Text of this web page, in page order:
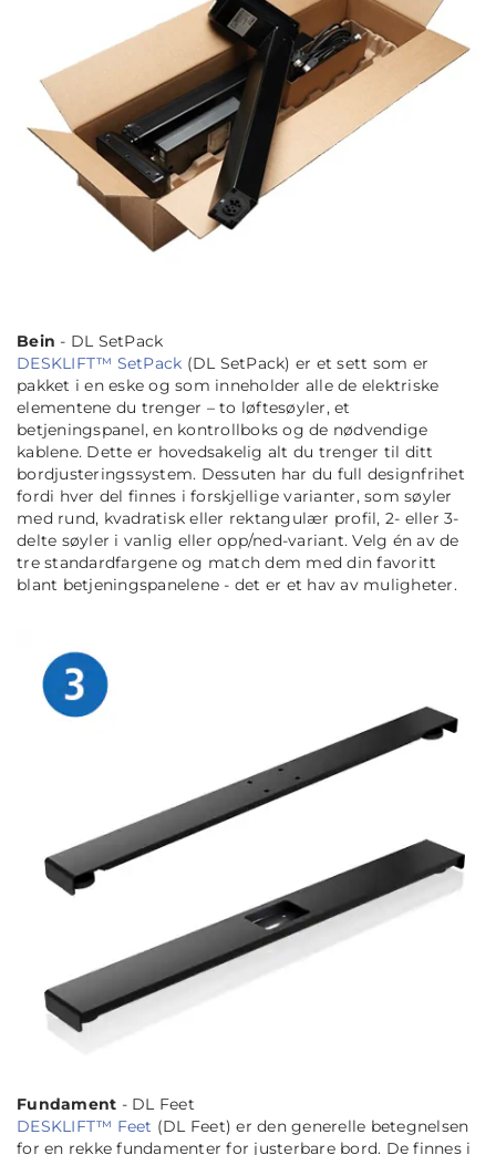
Bein - DL SetPack
DESKLIFT™ SetPack (DL SetPack) er et sett som er
pakket i en eske og som inneholder alle de elektriske
elementene du trenger – to løftesøyler, et
betjeningspanel, en kontrollboks og de nødvendige
kablene. Dette er hovedsakelig alt du trenger til ditt
bordjusteringssystem. Dessuten har du full designfrihet
fordi hver del finnes i forskjellige varianter, som søyler
med rund, kvadratisk eller rektangulær profil, 2- eller 3-
delte søyler i vanlig eller opp/ned-variant. Velg én av de
tre standardfargene og match dem med din favoritt
blant betjeningspanelene - det er et hav av muligheter.
Fundament - DL Feet
DESKLIFT™ Feet (DL Feet) er den generelle betegnelsen
for en rekke fundamenter for justerbare bord. De finnes i